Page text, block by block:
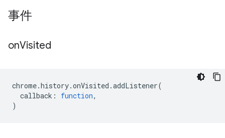
事件
onVisited
chrome.history.onVisited .addListener(
callback : function,
)